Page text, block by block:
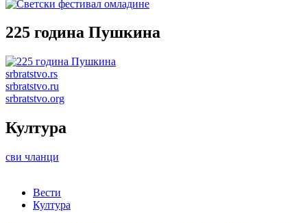
225 година Пушкина
srbratstvo.rs
srbratstvo.ru
srbratstvo.org
Култура
сви чланци
Вести
Култура